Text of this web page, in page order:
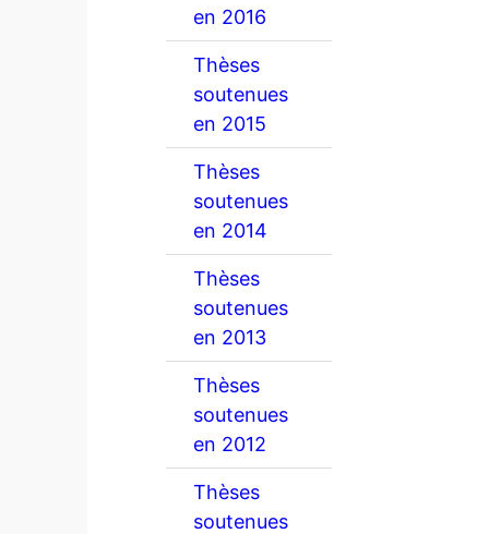
en 2016
Thèses
soutenues
en 2015
Thèses
soutenues
en 2014
Thèses
soutenues
en 2013
Thèses
soutenues
en 2012
Thèses
soutenues